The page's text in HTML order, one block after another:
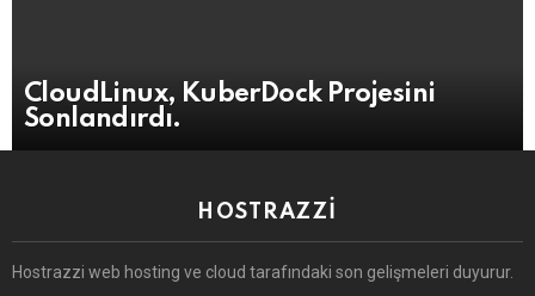
CloudLinux, KuberDock Projesini
Sonlandırdı.
HOSTRAZZI
Hostrazzi web hosting ve cloud tarafındaki son gelişmeleri duyurur.